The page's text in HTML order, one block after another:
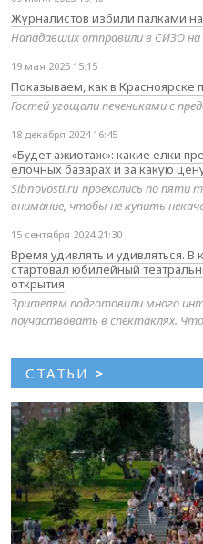
Журналистов избили палками
Нападавших отправили в СИЗО на
19 мая 2025 15:15
Показываем, как в Красноярске
Гостей угощали печеньками с
18 декабря 2024 16:45
«Будет ажиотаж»: какие елки
елочных базарах и за какую
Sibnovosti.ru проехались по пяти
внимание, чтобы не купить
15 сентября 2024 21:30
Время удивлять и удивляться.
стартовал юбилейный
открытия
Зрителям подготовили много
поучаствовать в спектаклях.
СТАТЬИ >